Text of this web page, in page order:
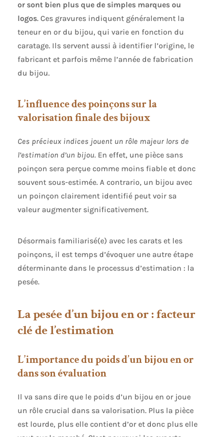
or sont bien plus que de simples marques ou
logos. Ces gravures indiquent généralement la
teneur en or du bijou, qui varie en fonction du
caratage. Ils servent aussi à identifier l’origine, le
fabricant et parfois même l’année de fabrication
du bijou.
L’influence des poinçons sur la
valorisation finale des bijoux
Ces précieux indices jouent un rôle majeur lors de
l’estimation d’un bijou.En effet, une pièce sans
poinçon sera perçue comme moins fiable et donc
souvent sous-estimée. A contrario, un bijou avec
un poinçon clairement identifié peut voir sa
valeur augmenter significativement.
Désormais familiarisé(e) avec les carats et les
poinçons, il est temps d’évoquer une autre étape
déterminante dans le processus d’estimation : la
pesée.
La pesée d’un bijou en or : facteur
clé de l’estimation
L’importance du poids d’un bijou en or
dans son évaluation
Il va sans dire que le poids d’un bijou en or joue
un rôle crucial dans sa valorisation. Plus la pièce
est lourde, plus elle contient d’or et donc plus elle